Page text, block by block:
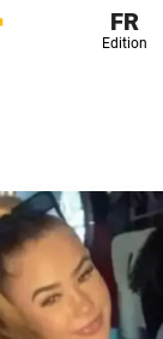
FR
Edition